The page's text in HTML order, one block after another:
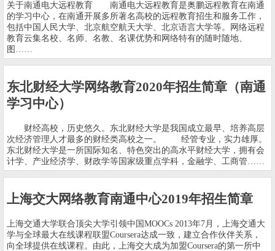
关于南通电大远程教育 南通电大远程教育是奥鹏远程教育在南通
的学习中心，在南通开展多所著名高校的远程教育招生和服务工作，
包括中国人民大学、北京航空航天大学、北京语言大学等。网络远程
教育云集名校、名师、名教、名课优势和网络特有的随时随地、
图……
东北财经大学网络教育2020年招生简章（南通
学习中心）
财经高校，历史悠久。东北财经大学是我国成立最早、培养高层
次经济管理人才最多的财经类高校之一。 经管专业，实力雄厚。
东北财经大学是一所国际知名、特色突出的高水平财经大学，拥有会
计学、产业经济学、财政学等国家级重点学科，金融学、工商管……
上海交大网络教育南通中心2019年招生简章
上海交通大学联合顶尖大学引领中国MOOCs 2013年7月，上海交通大
学与全球最大在线课程联盟Coursera达成一致，建立合作伙伴关系，
向全球提供在线课程。由此，上海交大成为加盟Coursera的第一所中